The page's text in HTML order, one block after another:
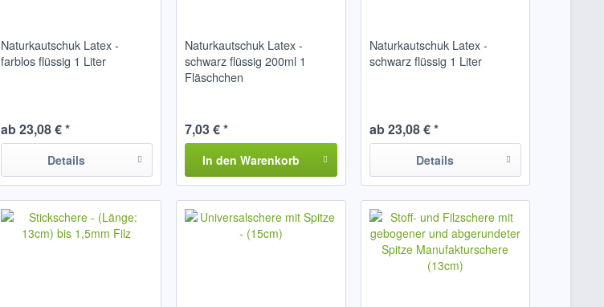
Naturkautschuk Latex -
farblos flüssig 1 Liter
ab 23,08 € *
Details
Naturkautschuk Latex -
schwarz flüssig 200ml 1
Fläschchen
7,03 € *
In den Warenkorb
Naturkautschuk Latex -
schwarz flüssig 1 Liter
ab 23,08 € *
Details